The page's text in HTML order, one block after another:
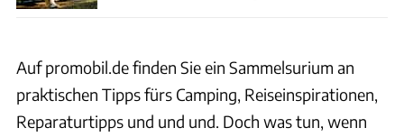
Auf promobil.de finden Sie ein Sammelsurium an
praktischen Tipps fürs Camping, Reiseinspirationen,
Reparaturtipps und und und. Doch was tun, wenn